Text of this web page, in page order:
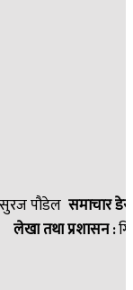
पौडेल समाचार
लेखा तथा प्रशासन :